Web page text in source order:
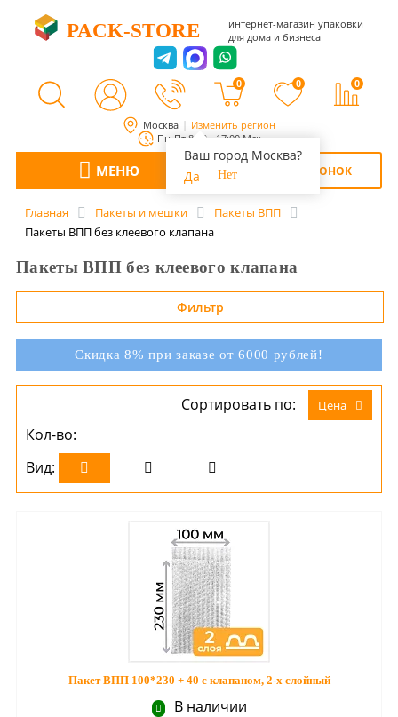
Москва Изменить регион
Ваш город Москва?
Да
Нет
Пн-Пт 8:00 - 17:00 Мск
PACK-STORE
интернет-магазин упаковки
для дома и бизнеса
0 0 0
МЕНЮ ОБРАТНЫЙ ЗВОНОК
Главная Пакеты и мешки
Пакеты ВПП
Пакеты ВПП без клеевого клапана
Пакеты ВПП без клеевого клапана
Фильтр
Скидка 8% при заказе от 6000 рублей!
Сортировать по: Цена
Кол-во:
Вид:
Пакет ВПП 100*230 + 40 с клапаном, 2-х слойный
В наличии